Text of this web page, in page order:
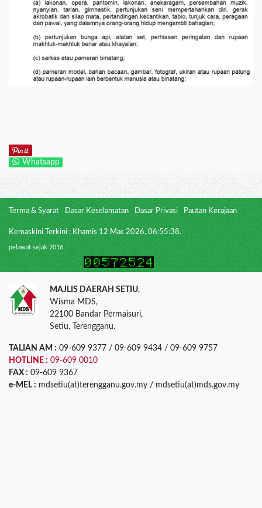
Whatsapp
Terma & Syarat Dasar Keselamatan Dasar Privasi Pautan Kerajaan
Kemaskini Terkini : Khamis 12 Mac 2026, 06:55:38.
pelawat sejak 2016
MAJLIS DAERAH SETIU,
Wisma MDS,
22100 Bandar Permaisuri,
Setiu, Terengganu.
TALIAN AM : 09-609 9377 / 09-609 9434 / 09-609 9757
HOTLINE : 09-609 0010
FAX : 09-609 9367
e-MEL : mdsetiu(at)terengganu.gov.my / mdsetiu(at)mds.gov.my